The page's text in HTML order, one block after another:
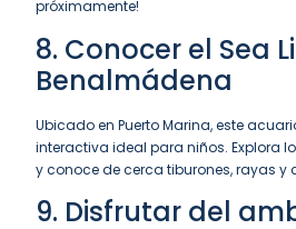
próximamente!
8. Conocer el Sea
Benalmádena
Ubicado en Puerto Marina, este
interactiva ideal para niños. Explora
y conoce de cerca tiburones, rayas y
9. Disfrutar del